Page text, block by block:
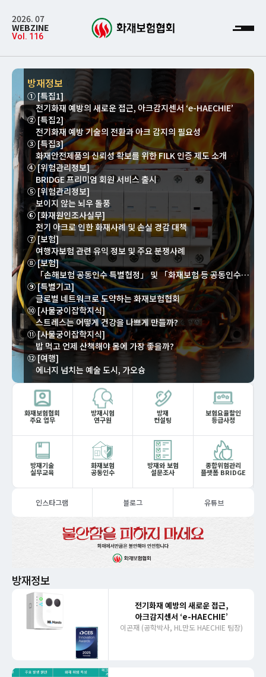
2026. 07
WEBZINE
Vol. 116
방재정보
① [특집1]
전기화재 예방의 새로운 접근, 아크감지센서 ‘e-HAECHIE’
② [특집2]
전기화재 예방 기술의 전환과 아크 감지의 필요성
③ [특집3]
화재안전제품의 신뢰성 확보를 위한 FILK 인증 제도 소개
④ [위험관리정보]
BRIDGE 프리미엄 회원 서비스 출시
⑤ [위험관리정보]
보이지 않는 뇌우 돌풍
⑥ [화재원인조사실무]
전기 아크로 인한 화재사례 및 손실 경감 대책
⑦ [보험]
여행자보험 관련 유익 정보 및 주요 분쟁사례
⑧ [보험]
「손해보험 공동인수 특별협정」 및 「화재보험 등 공동인수 상호협정」 개정 안내
⑨ [특별기고]
글로벌 네트워크로 도약하는 화재보험협회
⑩ [사물궁이잡학지식]
스트레스는 어떻게 건강을 나쁘게 만들까?
⑪ [사물궁이잡학지식]
밥 먹고 언제 산책해야 몸에 가장 좋을까?
⑫ [여행]
에너지 넘치는 예술 도시, 가오슝
화재보험협회
주요 업무
방재시험
연구원
방재
컨설팅
보험요율할인
등급사정
방재기술
실무교육
화재보험
공동인수
방재와 보험
설문조사
종합위험관리
플랫폼 BRIDGE
인스타그램 블로그 유튜브
방재정보
전기화재 예방의 새로운 접근,
아크감지센서 ‘e-HAECHIE’
이곤재 (공학박사, HL만도 HAECHIE 팀장)